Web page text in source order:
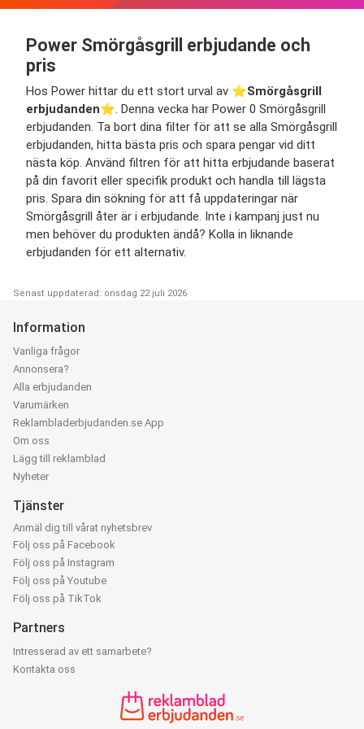
Power Smörgåsgrill erbjudande och
pris
Hos Power hittar du ett stort urval av ⭐️Smörgåsgrill
erbjudanden⭐️. Denna vecka har Power 0 Smörgåsgrill
erbjudanden. Ta bort dina filter för att se alla Smörgåsgrill
erbjudanden, hitta bästa pris och spara pengar vid ditt
nästa köp. Använd filtren för att hitta erbjudande baserat
på din favorit eller specifik produkt och handla till lägsta
pris. Spara din sökning för att få uppdateringar när
Smörgåsgrill åter är i erbjudande. Inte i kampanj just nu
men behöver du produkten ändå? Kolla in liknande
erbjudanden för ett alternativ.
Senast uppdaterad: onsdag 22 juli 2026
Information
Vanliga frågor
Annonsera?
Alla erbjudanden
Varumärken
Reklambladerbjudanden.se App
Om oss
Lägg till reklamblad
Nyheter
Tjänster
Anmäl dig till vårat nyhetsbrev
Följ oss på Facebook
Följ oss på Instagram
Följ oss på Youtube
Följ oss på TikTok
Partners
Intresserad av ett samarbete?
Kontakta oss